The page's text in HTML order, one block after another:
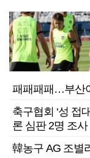
패패패패…부산
축구협회 ‘성 접
론 심판 2명 조사
韓농구 AG 조별